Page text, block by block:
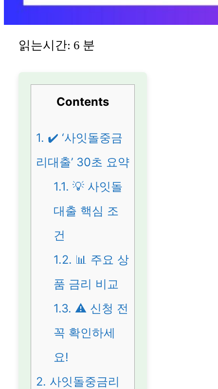
읽는시간: 6 분
Contents
1. ✔️ ‘사잇돌중금
리대출’ 30초 요약
1.1. 💡 사잇돌
대출 핵심 조
건
1.2. 📊 주요 상
품 금리 비교
1.3. ⚠️ 신청 전
꼭 확인하세
요!
2. 사잇돌중금리